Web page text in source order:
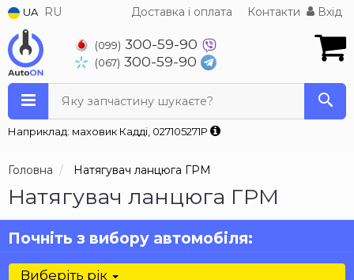
UA RU Доставка і оплата Контакти Вхід
(099) 300-59-90
(067) 300-59-90
Яку запчастину шукаєте?
Наприклад: маховик Кадді, 027105271P
Головна Натягувач ланцюга ГРМ
Натягувач ланцюга ГРМ
Почніть з вибору автомобіля:
Виберіть рік